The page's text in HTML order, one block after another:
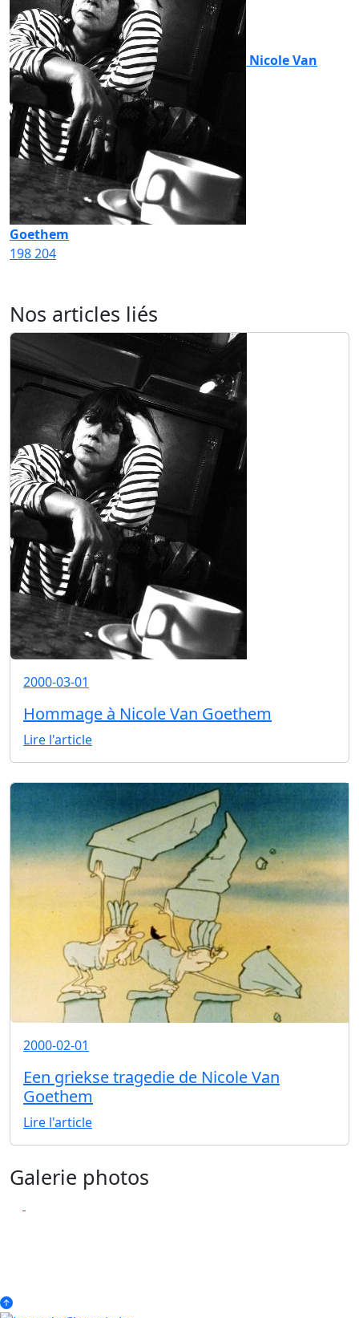
Nicole Van
Goethem
198204
Nos articles liés
2000-03-01
Hommage à Nicole Van Goethem
Lire l'article
2000-02-01
Een griekse tragedie de Nicole Van
Goethem
Lire l'article
Galerie photos